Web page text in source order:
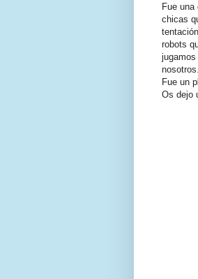
Fue
chicas
robots
nosotros.
Fue un
Os dejo